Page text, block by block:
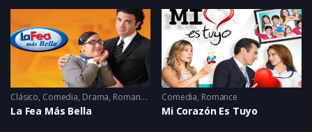
Clásico, Comedia, Drama, Romance 2006
La Fea Más Bella
Comedia, Romance
Mi Corazón Es Tuyo